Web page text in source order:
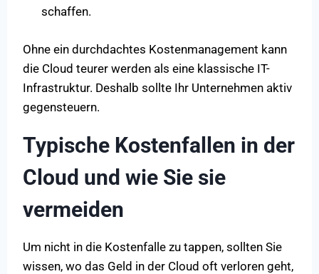
schaffen.
Ohne ein durchdachtes Kostenmanagement kann
die Cloud teurer werden als eine klassische IT-
Infrastruktur. Deshalb sollte Ihr Unternehmen aktiv
gegensteuern.
Typische Kostenfallen in der
Cloud und wie Sie sie
vermeiden
Um nicht in die Kostenfalle zu tappen, sollten Sie
wissen, wo das Geld in der Cloud oft verloren geht,